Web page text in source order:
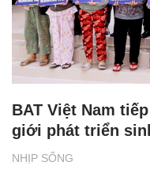
NHỊP SỐNG
BAT Việt Nam
giới phát triển